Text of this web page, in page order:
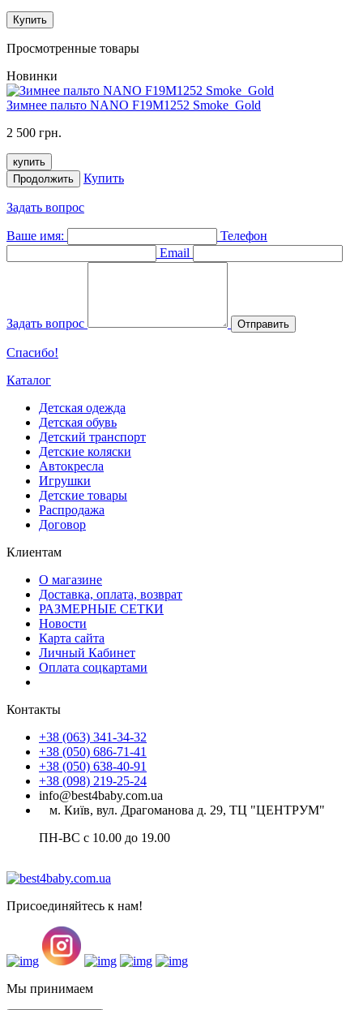
Купить
Просмотренные товары
Новинки
Зимнее пальто NANO F19M1252 Smoke_Gold
2 500 грн.
купить
Продолжить
Купить
Задать вопрос
Ваше имя:
Телефон
Email
Задать вопрос Отправить
Спасибо!
Каталог
Детская одежда
Детская обувь
Детский транспорт
Детские коляски
Автокресла
Игрушки
Детские товары
Распродажа
Договор
Клиентам
О магазине
Доставка, оплата, возврат
РАЗМЕРНЫЕ СЕТКИ
Новости
Карта сайта
Личный Кабинет
Оплата соцкартами
Контакты
+38 (063) 341-34-32
+38 (050) 686-71-41
+38 (050) 638-40-91
+38 (098) 219-25-24
info@best4baby.com.ua
м. Київ, вул. Драгоманова д. 29, ТЦ "ЦЕНТРУМ"
ПН-ВС с 10.00 до 19.00
Присоединяйтесь к нам!
Мы принимаем